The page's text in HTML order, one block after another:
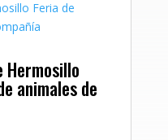
Hermosillo
animales de